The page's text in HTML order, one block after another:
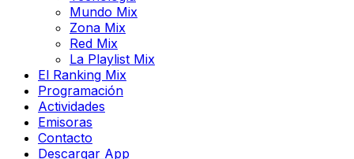
Mundo Mix
Zona Mix
Red Mix
La Playlist Mix
El Ranking Mix
Programación
Actividades
Emisoras
Contacto
Descargar App